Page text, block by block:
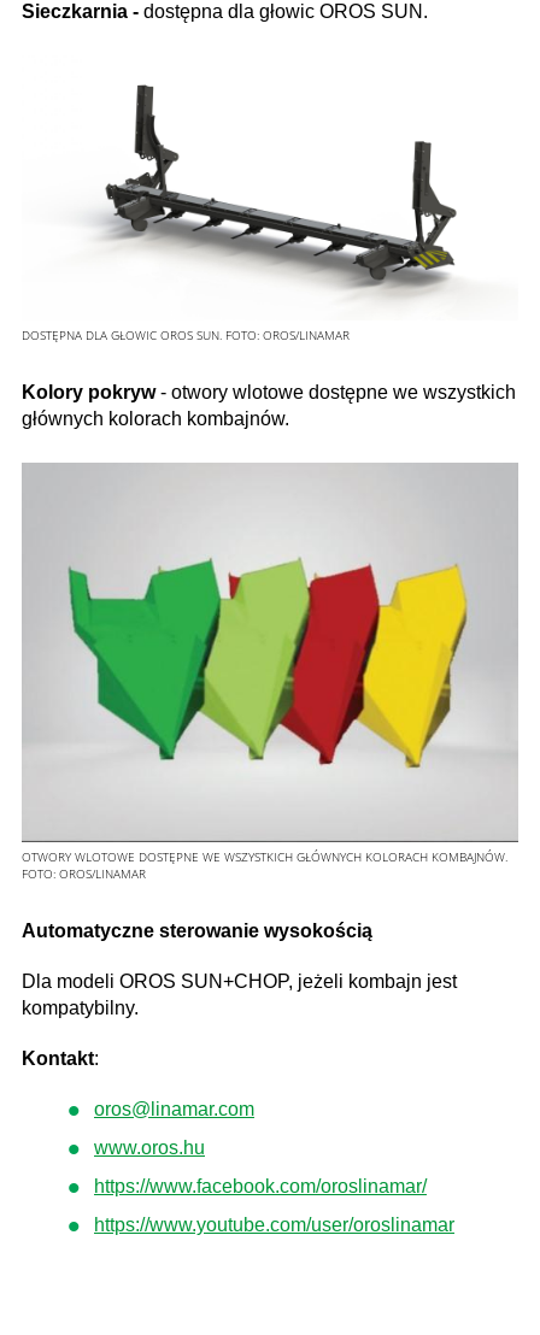
Sieczkarnia - dostępna dla głowic OROS SUN.
DOSTĘPNA DLA GŁOWIC OROS SUN. FOTO: OROS/LINAMAR
Kolory pokryw- otwory wlotowe dostępne we wszystkich
głównych kolorach kombajnów.
OTWORY WLOTOWE DOSTĘPNE WE WSZYSTKICH GŁÓWNYCH KOLORACH KOMBAJNÓW.
FOTO: OROS/LINAMAR
Automatyczne sterowanie wysokością
Dla modeli OROS SUN+CHOP, jeżeli kombajn jest
kompatybilny.
Kontakt:
oros@linamar.com
www.oros.hu
https://www.facebook.com/oroslinamar/
https://www.youtube.com/user/oroslinamar